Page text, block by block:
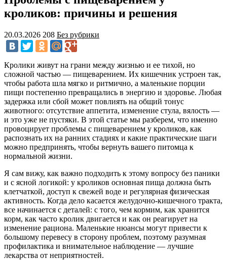
кроликов: причины и решения
20.03.2026 208 Без рубрики
Кролики живут на грани между жизнью и ее тихой, но
сложной частью — пищеварением. Их кишечник устроен так,
чтобы работа шла мягко и ритмично, а маленькие порции
пищи постепенно превращались в энергию и здоровье. Любая
задержка или сбой может повлиять на общий тонус
животного: отсутствие аппетита, изменение стула, вялость —
и это уже не пустяки. В этой статье мы разберем, что именно
провоцирует проблемы с пищеварением у кроликов, как
распознать их на ранних стадиях и какие практические шаги
можно предпринять, чтобы вернуть вашего питомца к
нормальной жизни.
Я сам вижу, как важно подходить к этому вопросу без паники
и с ясной логикой: у кроликов основная пища должна быть
клетчаткой, доступ к свежей воде и регулярная физическая
активность. Когда дело касается желудочно-кишечного тракта,
все начинается с деталей: с того, чем кормим, как хранится
корм, как часто кролик двигается и как он реагирует на
изменение рациона. Маленькие нюансы могут привести к
большому перевесу в сторону проблем, поэтому разумная
профилактика и внимательное наблюдение — лучшие
лекарства от неприятностей.